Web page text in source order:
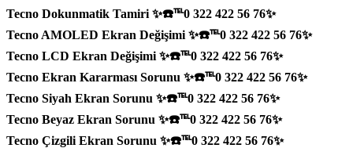
Tecno Dokunmatik Tamiri ✨☎️℡0 322 422 56 76✨
Tecno AMOLED Ekran Değişimi ✨☎️℡0 322 422 56 76✨
Tecno LCD Ekran Değişimi ✨☎️℡0 322 422 56 76✨
Tecno Ekran Kararması Sorunu ✨☎️℡0 322 422 56 76✨
Tecno Siyah Ekran Sorunu ✨☎️℡0 322 422 56 76✨
Tecno Beyaz Ekran Sorunu ✨☎️℡0 322 422 56 76✨
Tecno Çizgili Ekran Sorunu ✨☎️℡0 322 422 56 76✨